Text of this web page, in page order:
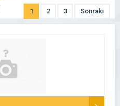
1 2 3 Sonraki